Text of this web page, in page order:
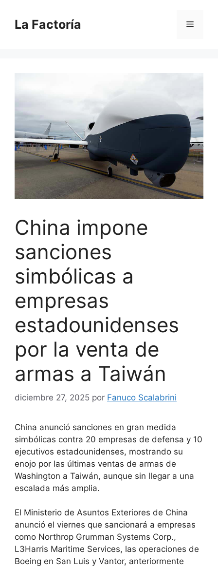
contenido
La Factoría Menú
China impone
sanciones
simbólicas a
empresas
estadounidenses
por la venta de
armas a Taiwán
diciembre 27, 2025 por Fanuco Scalabrini
China anunció sanciones en gran medida
simbólicas contra 20 empresas de defensa y 10
ejecutivos estadounidenses, mostrando su
enojo por las últimas ventas de armas de
Washington a Taiwán, aunque sin llegar a una
escalada más amplia.
El Ministerio de Asuntos Exteriores de China
anunció el viernes que sancionará a empresas
como Northrop Grumman Systems Corp.,
L3Harris Maritime Services, las operaciones de
Boeing en San Luis y Vantor, anteriormente